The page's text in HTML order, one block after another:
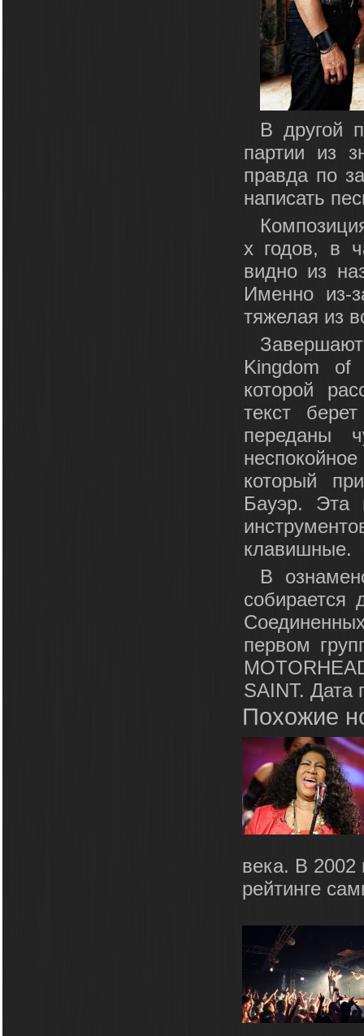
В другой
партии из
правда по
написать
х годов, в
видно из
Именно из-
тяжелая из
Kingdom of
которой
текст
переданы
который
Бауэр. Эта
клавишные.
В
собирается
первом
SAINT. Дата
Похожие
века. В 2002
рейтинге